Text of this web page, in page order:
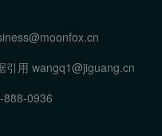
引用 wangq1@jiguang.cn
888-0936